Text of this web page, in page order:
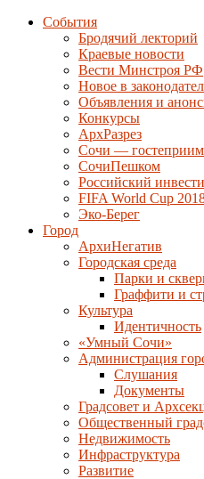
События
Бродячий лекторий
Краевые новости
Вести Минстроя РФ
Новое в
Объявления и
Конкурсы
АрхРазрез
Сочи —
СочиПешком
Российский
FIFA World Cup
Эко-Берег
Город
АрхиНегатив
Городская среда
Парки и
Граффити и
Культура
Идентичность
«Умный Сочи»
Администрация
Слушания
Документы
Градсовет и
Общественный
Недвижимость
Инфраструктура
Развитие